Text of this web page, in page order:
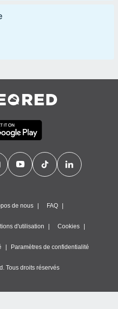
de nous FAQ
d'utilisation Cookies
Paramètres de confidentialité
Tous droits réservés